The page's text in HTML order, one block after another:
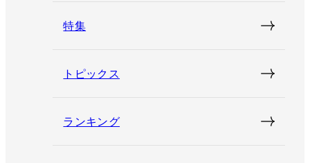
特集
トピックス
ランキング